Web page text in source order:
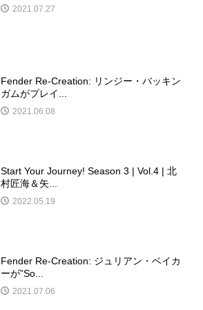
2021.07.27
Fender Re-Creation: リンジー・バッキン
ガムがプレイ...
2021.06.08
Start Your Journey! Season 3 | Vol.4 | 北
村匠海＆矢...
2022.05.19
Fender Re-Creation: ジュリアン・ベイカ
ーが”So...
2021.07.06